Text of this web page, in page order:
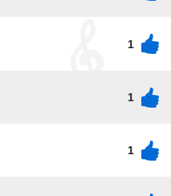
1
1
1